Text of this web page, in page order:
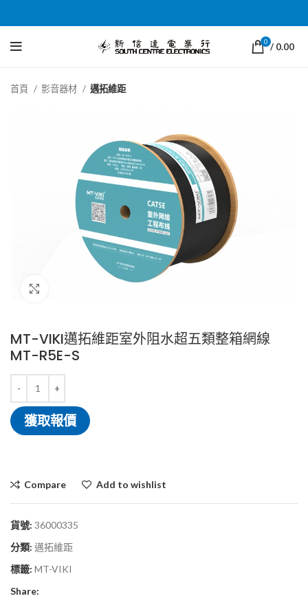
0 / 0.00
首頁 影音器材 邁拓維距
MT-VIKI邁拓維距室外阻水超五類整箱網線
MT-R5E-S
獲取報價
Compare Add to wishlist
貨號: 36000335
分類: 邁拓維距
標籤: MT-VIKI
Share: